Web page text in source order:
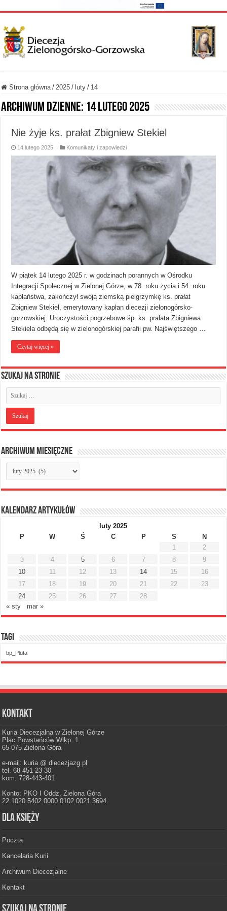
Strona główna / 2025 / luty / 14
Archiwum dzienne: 14 lutego 2025
Nie żyje ks. prałat Zbigniew Stekiel
14 lutego 2025 Komunikaty i zapowiedzi
W piątek 14 lutego 2025 r. w godzinach porannych w Ośrodku
Integracji Społecznej w Zielonej Górze, w 78. roku życia i 54. roku
kapłaństwa, zakończył swoją ziemską pielgrzymkę ks. prałat
Zbigniew Stekiel, emerytowany kapłan diecezji zielonogórsko-
gorzowskiej. Uroczystości pogrzebowe śp. ks. prałata Zbigniewa
Stekiela odbędą się w zielonogórskiej parafii pw. Najświętszego …
Czytaj więcej »
Szukaj na stronie
Archiwum miesięczne
Archiwum
miesięczne
Kalendarz artykułów
luty 2025
P
W Ś C P S
N
1
2
3
4 5 6 7 8
9
10
11 12 13 14 15
16
17
18 19 20 21 22
23
24
25 26 27
28
« sty
mar »
Tagi
bp_Pluta
Kontakt
Kuria Diecezjalna w Zielonej Górze
Plac Powstańców Wlkp. 1
65-075 Zielona Góra
e-mail: kuria @ diecezjazg.pl
tel. 68-451-23-30
kom. 728-443-401
Konto: PKO I Oddz. Zielona Góra
22 1020 5402 0000 0102 0021 3694
Dla księży
Poczta
Kancelaria Kurii
Archiwum Diecezjalne
Kontakt